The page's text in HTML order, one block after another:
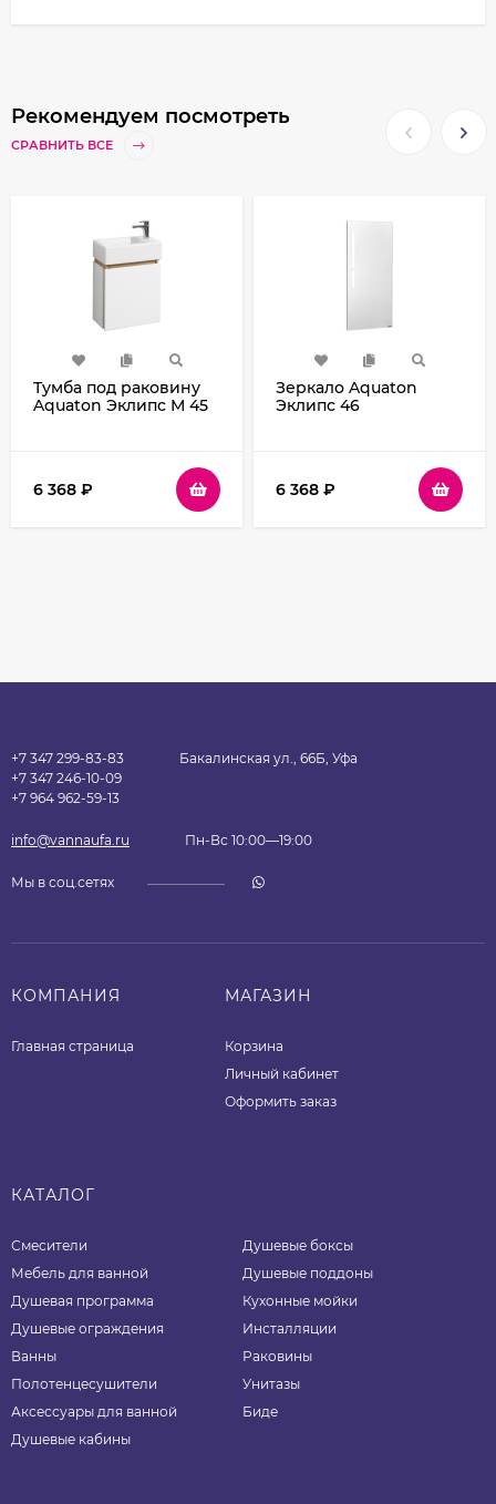
Рекомендуем посмотреть
СРАВНИТЬ ВСЕ
Тумба под раковину
Aquaton Эклипс М 45
6 368 ₽
Зеркало Aquaton
Эклипс 46
6 368 ₽
+7 347 299-83-83
+7 347 246-10-09
+7 964 962-59-13
Бакалинская ул., 66Б, Уфа
info@vannaufa.ru Пн-Вс 10:00—19:00
Мы в соц.сетях
КОМПАНИЯ
Главная страница
МАГАЗИН
Корзина
Личный кабинет
Оформить заказ
КАТАЛОГ
Смесители
Мебель для ванной
Душевая программа
Душевые ограждения
Ванны
Полотенцесушители
Аксессуары для ванной
Душевые кабины
Душевые боксы
Душевые поддоны
Кухонные мойки
Инсталляции
Раковины
Унитазы
Биде